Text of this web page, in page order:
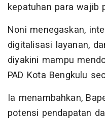
kepatuhan para wajib
Noni menegaskan,
digitalisasi layanan,
diyakini mampu
PAD Kota Bengkulu
Ia menambahkan,
potensi pendapatan